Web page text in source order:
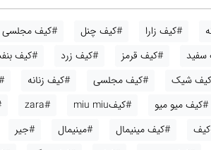
#کیف زارا #کیف چنل #کیف مجلسی
#کیف قرمز #کیف زرد #کیف
شیک #کیف مجلسی #کیف زنانه
#کیف میو میو #کیفmiu miu #zara
#کیف مینیمال #مینیمال #جیر